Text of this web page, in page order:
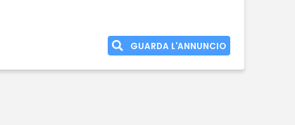
GUARDA L'ANNUNCIO